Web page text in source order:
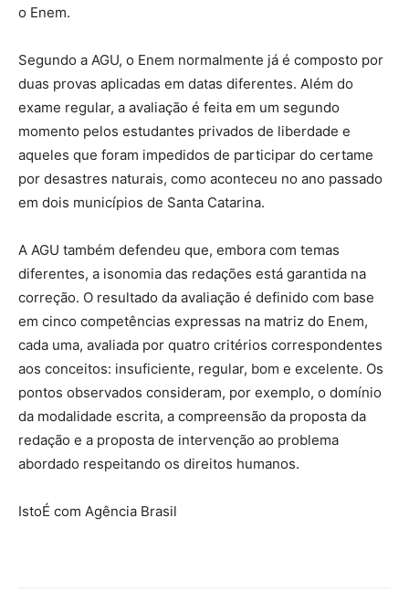
o Enem.
Segundo a AGU, o Enem normalmente já é composto por
duas provas aplicadas em datas diferentes. Além do
exame regular, a avaliação é feita em um segundo
momento pelos estudantes privados de liberdade e
aqueles que foram impedidos de participar do certame
por desastres naturais, como aconteceu no ano passado
em dois municípios de Santa Catarina.
A AGU também defendeu que, embora com temas
diferentes, a isonomia das redações está garantida na
correção. O resultado da avaliação é definido com base
em cinco competências expressas na matriz do Enem,
cada uma, avaliada por quatro critérios correspondentes
aos conceitos: insuficiente, regular, bom e excelente. Os
pontos observados consideram, por exemplo, o domínio
da modalidade escrita, a compreensão da proposta da
redação e a proposta de intervenção ao problema
abordado respeitando os direitos humanos.
IstoÉ com Agência Brasil